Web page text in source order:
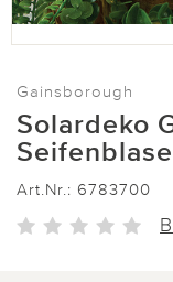
Gainsborough
Solardeko
Art.Nr.: 6783700